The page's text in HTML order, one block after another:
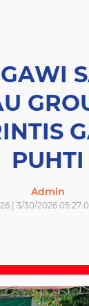
PUHTI
Admin
| 3/30/2026